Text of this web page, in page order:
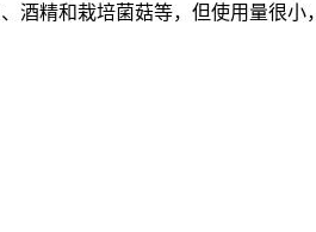
酒精和栽培菌菇等，但使用量很